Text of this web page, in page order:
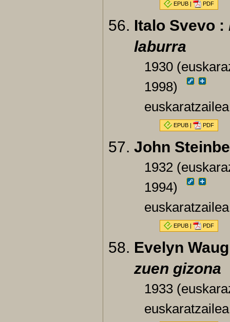
EPUB| PDF
Italo Svevo :
laburra
1930
1998)
EPUB| PDF
John
1932
1994)
EPUB| PDF
Evelyn
zuen gizona
1933